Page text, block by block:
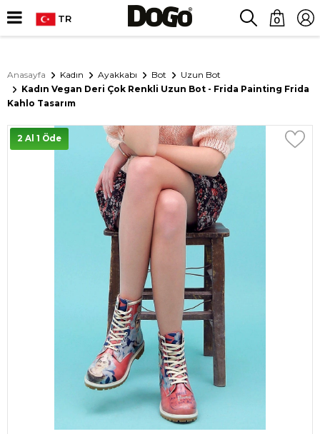
TR 0
Anasayfa Kadın Ayakkabı Bot
Uzun Bot
Kadın Vegan Deri Çok Renkli Uzun Bot - Frida Painting Frida
Kahlo Tasarım
2 Al 1 Öde